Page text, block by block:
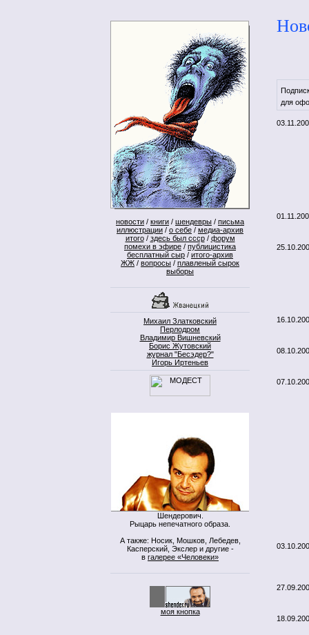
новости / книги / шендевры / письма
иллюстрации / о себе / медиа-архив
итого/ здесь был ссср/ форум
помехи в эфире / публицистика
бесплатный сыр / итого-архив
ЖЖ / вопросы / плавленый сырок
выборы
Михаил Златковский
Перлодром
Владимир Вишневский
Борис Жутовский
журнал "Бесэдер?"
Игорь Иртеньев
Шендерович.
Рыцарь непечатного образа.
А также: Носик, Мошков, Лебедев,
Касперский, Экслер и другие -
в галерее «Человеки»
моя кнопка
для